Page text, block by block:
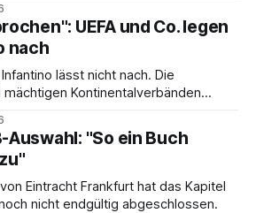
UEFA und Co. legen
nach
lässt nicht nach. Die
Kontinentalverbänden
Auswahl: "So ein Buch
Eintracht Frankfurt hat das Kapitel
nicht endgültig abgeschlossen.